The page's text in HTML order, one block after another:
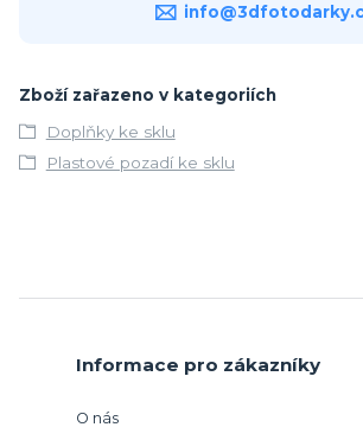
Zboží zařazeno v kategoriích
Doplňky ke sklu
Plastové pozadí ke sklu
Informace pro zákazníky
O nás